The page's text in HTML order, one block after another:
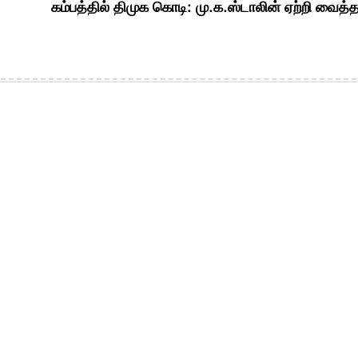
கம்பத்தில் திமுக கொடி: மு.க.ஸ்டாலின் ஏற்றி